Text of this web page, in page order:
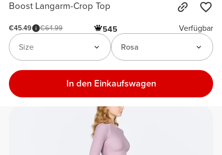
Boost Langarm-Crop Top
€45.49 €64.99 545
Verfügbar
Rosa
Size
In den Einkaufswagen